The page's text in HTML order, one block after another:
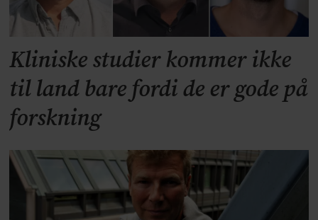
Kliniske studier kommer ikke
til land bare fordi de er gode på
forskning